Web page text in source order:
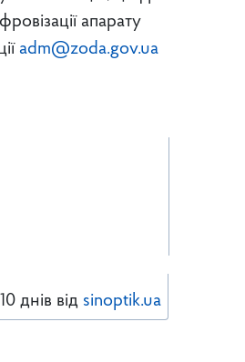
апарату
adm@zoda.gov.ua
днів від sinoptik.ua